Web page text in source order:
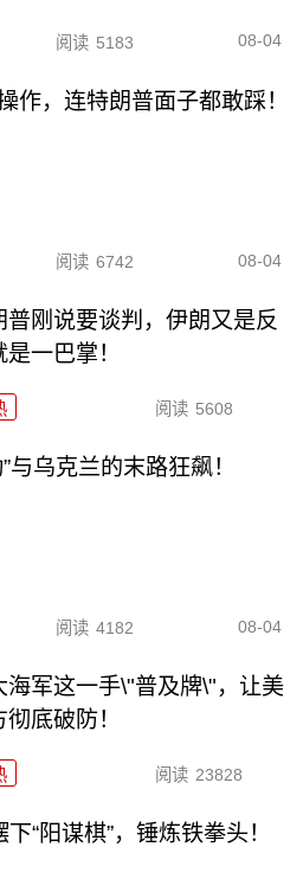
阅读 5183 08-04
作，连特朗普面子都敢踩！
阅读 6742 08-04
普刚说要谈判，伊朗又是反
是一巴掌！
阅读 5608
与乌克兰的末路狂飙！
阅读 4182 08-04
海军这一手\"普及牌\"，让美
彻底破防！
阅读 23828
“阳谋棋”，锤炼铁拳头！